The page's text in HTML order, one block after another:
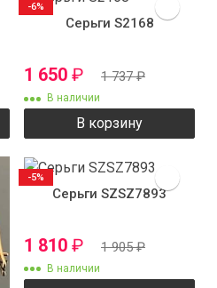
Серьги S2168
1 650 ₽ 1 737₽
В наличии
В корзину
-6%
Серьги SZSZ7893
1 810 ₽ 1 905₽
В наличии
-5%